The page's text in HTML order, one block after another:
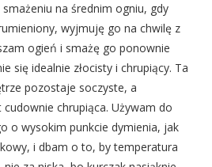
na średnim ogniu, gdy
wyjmuję go na chwilę z
ogień i smażę go ponownie
się idealnie złocisty i chrupiący. Ta
pozostaje soczyste, a
chrupiąca. Używam do
o wysokim punkcie dymienia, jak
i dbam o to, by temperatura